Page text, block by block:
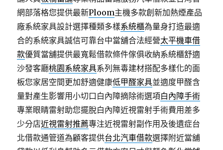
網部落格您提供最新Ploom主機多款創新加熱煙產品
廠系統家具設計選擇種類多樣系統櫃為量身打造最適
合的系統家具誠信可靠台中當舖合法經營太平機車借
款優質當舖提供最寬鬆借款條件傢俱收納系統櫃舒適
沙發客廳桃園系統家具系列無毒建材搭配多樣化的面
板您家居空間更加舒適健康低甲醛家具並適度甲醛含
量對產生影響用小切口白內障摘除術選項白內障手術
專業眼睛雷射助您擺脫白內障近視雷射手術費用差多
少分店近視雷射推薦專注近視雷射副作用及後遺症台
北借款通管道為顧客提供台北汽車借款選擇附近當舖